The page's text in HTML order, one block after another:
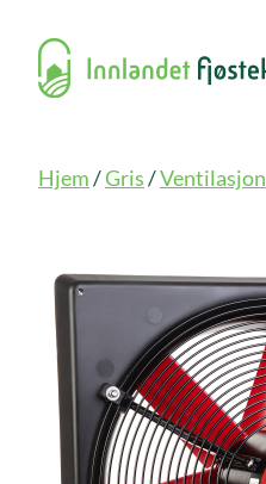
Hjem/Gris/Ventilasjon